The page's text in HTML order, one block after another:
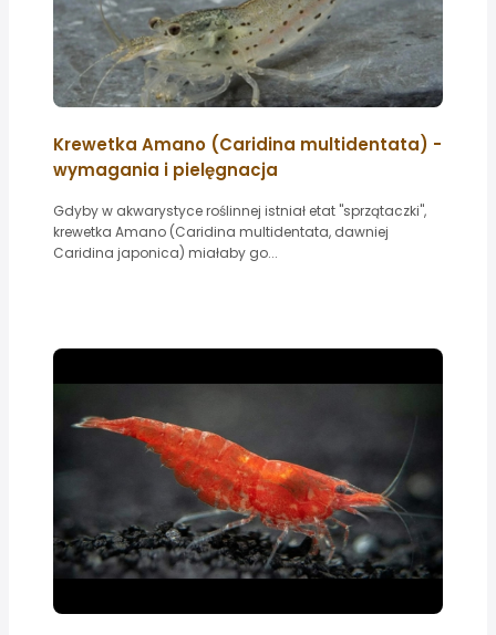
Krewetka Amano (Caridina multidentata) -
wymagania i pielęgnacja
Gdyby w akwarystyce roślinnej istniał etat "sprzątaczki",
krewetka Amano (Caridina multidentata, dawniej
Caridina japonica) miałaby go...